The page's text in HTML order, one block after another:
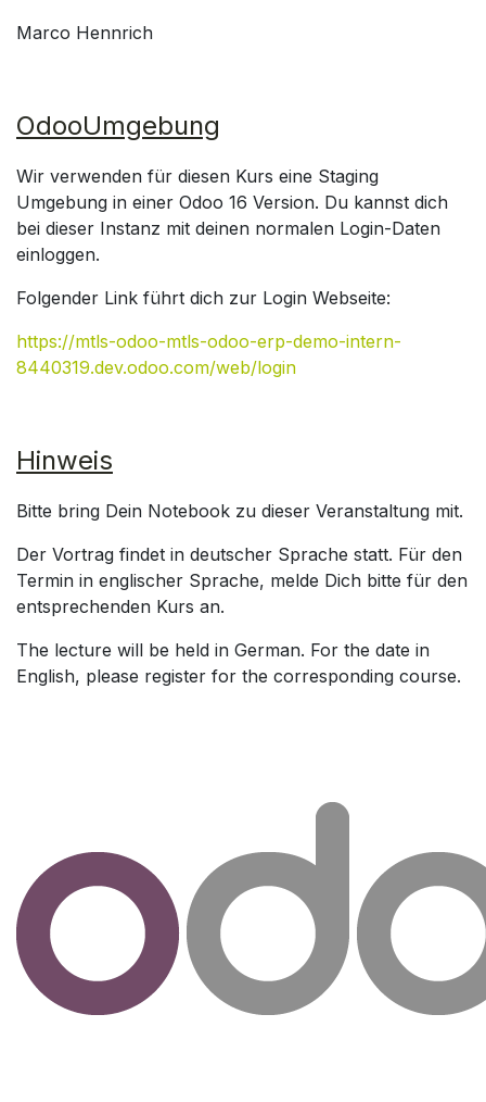
Marco Hennrich
OdooUmgebung
Wir verwenden für diesen Kurs eine Staging
Umgebung in einer Odoo 16 Version. Du kannst dich
bei dieser Instanz mit deinen normalen Login-Daten
einloggen.
Folgender Link führt dich zur Login Webseite:
https://mtls-odoo-mtls-odoo-erp-demo-intern-
8440319.dev.odoo.com/web/login
Hinweis
Bitte bring Dein Notebook zu dieser Veranstaltung mit.
Der Vortrag findet in deutscher Sprache statt. Für den
Termin in englischer Sprache, melde Dich bitte für den
entsprechenden Kurs an.
The lecture will be held in German. For the date in
English, please register for the corresponding course.